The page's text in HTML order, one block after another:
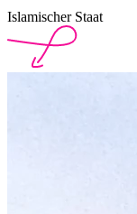
Islamischer Staat